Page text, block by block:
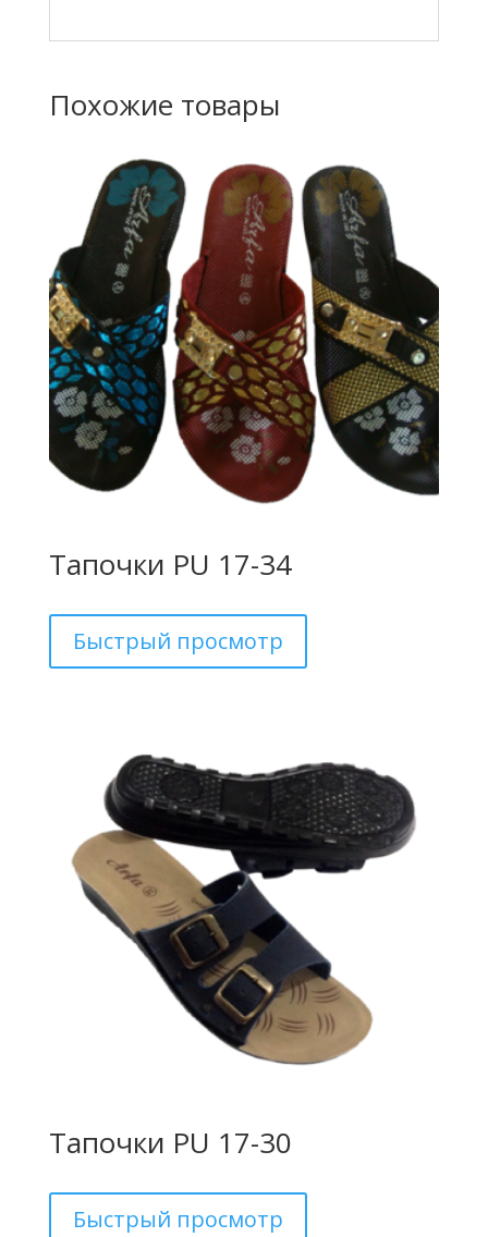
Похожие товары
Тапочки PU 17-34
Быстрый просмотр
Тапочки PU 17-30
Быстрый просмотр